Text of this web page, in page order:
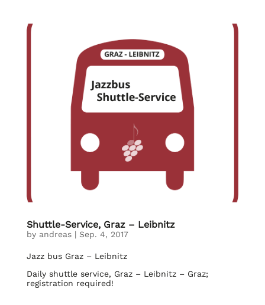
Shuttle-Service, Graz – Leibnitz
by andreas| Sep. 4, 2017
Jazz bus Graz – Leibnitz
Daily shuttle service, Graz – Leibnitz – Graz;
registration required!